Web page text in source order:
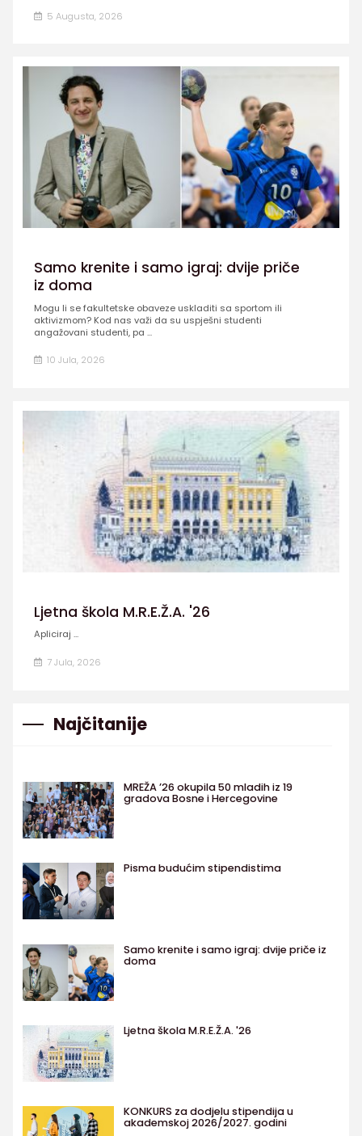
5 Augusta, 2026
Samo krenite i samo igraj: dvije priče
iz doma
Mogu li se fakultetske obaveze uskladiti sa sportom ili
aktivizmom? Kod nas važi da su uspješni studenti
angažovani studenti, pa ...
10 Jula, 2026
Ljetna škola M.R.E.Ž.A. '26
Apliciraj ...
7 Jula, 2026
Najčitanije
MREŽA ’26 okupila 50 mladih iz 19
gradova Bosne i Hercegovine
Pisma budućim stipendistima
Samo krenite i samo igraj: dvije priče iz
doma
Ljetna škola M.R.E.Ž.A. '26
KONKURS za dodjelu stipendija u
akademskoj 2026/2027. godini